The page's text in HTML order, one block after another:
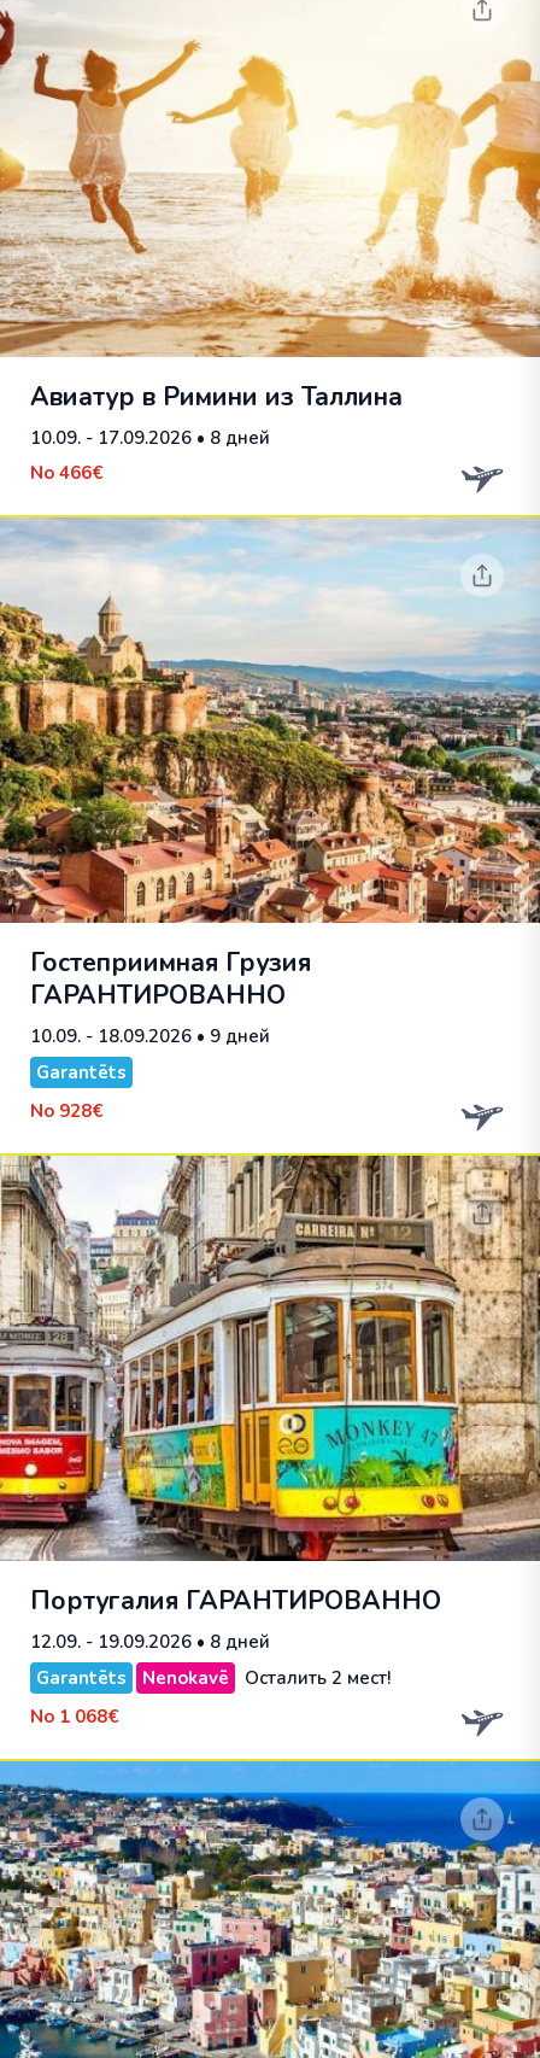
Авиатур в Римини из Таллина
10.09. - 17.09.2026 • 8 дней
No 466€
Гостеприимная Грузия
ГАРАНТИРОВАННО
10.09. - 18.09.2026 • 9 дней
Garantēts
No 928€
Португалия ГАРАНТИРОВАННО
12.09. - 19.09.2026 • 8 дней
Garantēts
Nenokavē
Осталить 2 мест!
No 1 068€